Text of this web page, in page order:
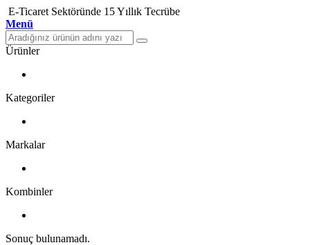
E-Ticaret Sektöründe 15 Yıllık Tecrübe
Menü
Ürünler
Kategoriler
Markalar
Kombinler
Sonuç bulunamadı.